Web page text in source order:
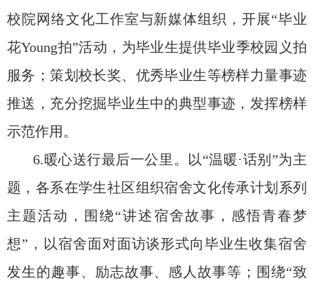
校院网络文化工作室与新媒体组织，开展“毕业
花Young拍”活动，为毕业生提供毕业季校园义拍
服务；策划校长奖、优秀毕业生等榜样力量事迹
推送，充分挖掘毕业生中的典型事迹，发挥榜样
示范作用。
6.暖心送行最后一公里。以“温暖·话别”为主
题，各系在学生社区组织宿舍文化传承计划系列
主题活动，围绕“讲述宿舍故事，感悟青春梦
想”，以宿舍面对面访谈形式向毕业生收集宿舍
发生的趣事、励志故事、感人故事等；围绕“致